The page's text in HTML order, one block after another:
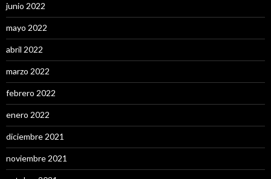
junio 2022
mayo 2022
abril 2022
marzo 2022
febrero 2022
enero 2022
diciembre 2021
noviembre 2021